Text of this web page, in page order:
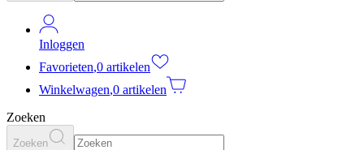
Inloggen
Favorieten,0 artikelen
Winkelwagen,0 artikelen
Zoeken
Zoeken